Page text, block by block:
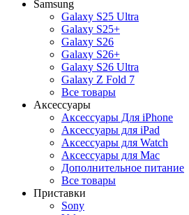
Samsung
Galaxy S25 Ultra
Galaxy S25+
Galaxy S26
Galaxy S26+
Galaxy S26 Ultra
Galaxy Z Fold 7
Все товары
Аксессуары
Аксессуары Для iPhone
Аксессуары для iPad
Аксессуары для Watch
Аксессуары для Mac
Дополнительное питание
Все товары
Приставки
Sony